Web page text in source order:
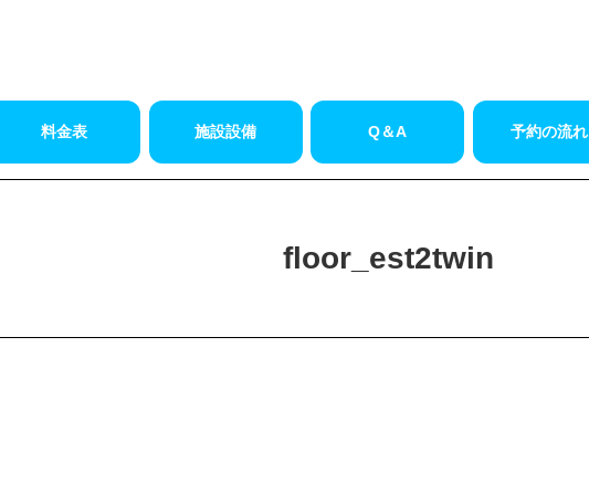
料金表 施設設備 Q＆A 予約の流れ
floor_est2twin